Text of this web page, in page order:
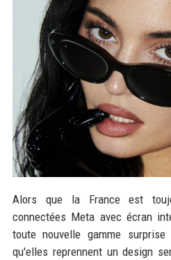
Alors que la France est
connectées Meta avec écran
toute nouvelle gamme
qu'elles reprennent un design